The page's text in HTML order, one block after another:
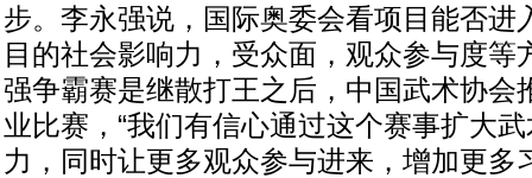
步。李永强说，国际奥委会看项目能否进
目的社会影响力，受众面，观众参与度等
强争霸赛是继散打王之后，中国武术协会
业比赛，“我们有信心通过这个赛事扩大
力，同时让更多观众参与进来，增加更多